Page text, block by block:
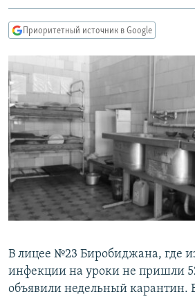
Вернутся
поиску
КАВКАЗ.РЕАЛИИ
СЕВЕР.РЕАЛИИ
СИБИРЬ.РЕАЛИИ
РАСПИСАНИЕ ВЕЩАНИЯ
ПОДПИШИТЕСЬ НА РАССЫЛКУ
СОЦИАЛЬНЫЕ СЕТИ
Все сайты РСЕ/РС
Приоритетный источник в Google
В лицее №23 Биробиджана, где
инфекции на уроки не пришли
объявили недельный карантин.